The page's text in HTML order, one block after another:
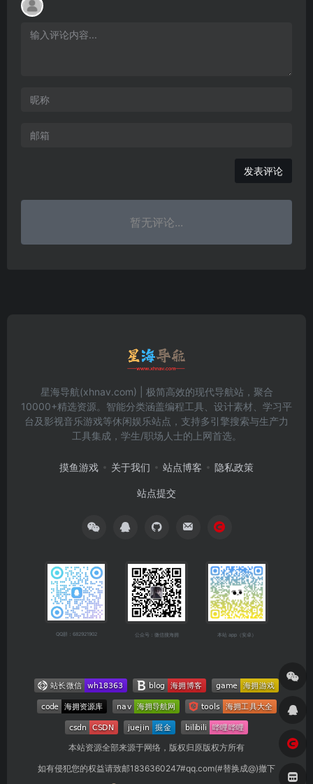
发表评论
暂无评论...
星海导航(xhnav.com) | 极简高效的现代导航站，聚合
10000+精选资源。智能分类涵盖编程工具、设计素材、学习平
台及影视音乐游戏等休闲娱乐站点，支持多引擎搜索与生产力
工具集成，学生/职场人士的上网首选。
摸鱼游戏 关于我们 站点博客 隐私政策
站点提交
QQ群：682921902 公众号：微信搜海拥 本站 app（安卓）
本站资源全部来源于网络，版权归原版权方所有
如有侵犯您的权益请致邮1836360247#qq.com(#替换成@)撤下